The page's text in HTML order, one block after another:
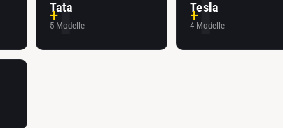
T
Tata
5 Modelle T
Tesla
4 Modelle